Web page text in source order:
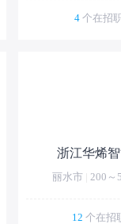
4 个在招
浙江华烯
丽水市 200～
12 个在招